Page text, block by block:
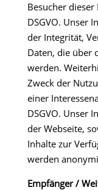
Besucher
DSGVO. Unser
der Integrität,
Daten, die über
werden.
Zweck der
einer
DSGVO. Unser
der Webseite,
Inhalte zur
werden
Empfänger /